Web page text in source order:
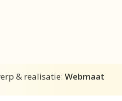
& realisatie: Webmaat